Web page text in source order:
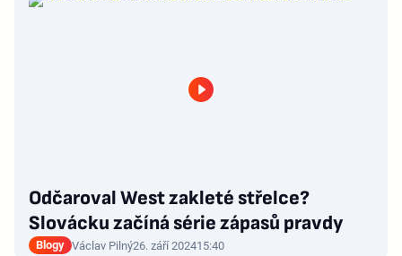
Odčaroval West zakleté střelce?
Slovácku začíná série zápasů pravdy
Blogy Václav Pilný26. září 202415:40